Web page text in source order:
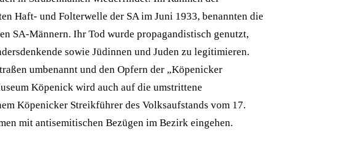
Haft- und Folterwelle der SA im Juni 1933, benannten die
SA-Männern. Ihr Tod wurde propagandistisch genutzt,
sowie Jüdinnen und Juden zu legitimieren.
umbenannt und den Opfern der „Köpenicker
Köpenick wird auch auf die umstrittene
Köpenicker Streikführer des Volksaufstands vom 17.
mit antisemitischen Bezügen im Bezirk eingehen.